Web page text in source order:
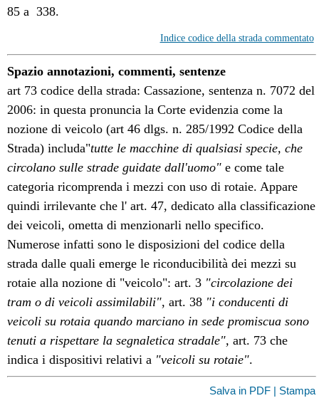
85 a  338.
Indice codice della strada commentato
Spazio annotazioni, commenti, sentenze
art 73 codice della strada: Cassazione, sentenza n. 7072 del
2006: in questa pronuncia la Corte evidenzia come la
nozione di veicolo (art 46 dlgs. n. 285/1992 Codice della
Strada) includa"tutte le macchine di qualsiasi specie, che
circolano sulle strade guidate dall'uomo"e come tale
categoria ricomprenda i mezzi con uso di rotaie. Appare
quindi irrilevante che l' art. 47, dedicato alla classificazione
dei veicoli, ometta di menzionarli nello specifico.
Numerose infatti sono le disposizioni del codice della
strada dalle quali emerge le riconducibilità dei mezzi su
rotaie alla nozione di "veicolo": art. 3 "circolazione dei
tram o di veicoli assimilabili", art. 38 "i conducenti di
veicoli su rotaia quando marciano in sede promiscua sono
tenuti a rispettare la segnaletica stradale", art. 73 che
indica i dispositivi relativi a "veicoli su rotaie".
Salva in PDF | Stampa